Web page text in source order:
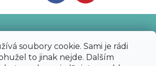
soubory cookie. Sami je rádi
to jinak nejde. Dalším